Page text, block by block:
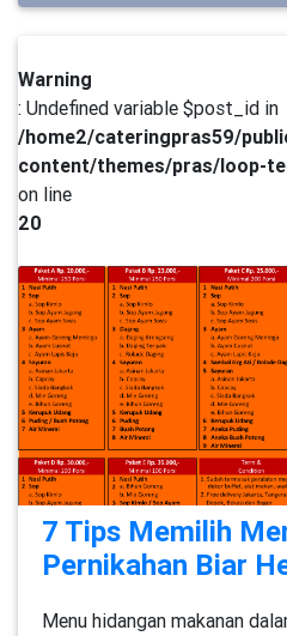
Warning
: Undefined variable $post_id in
/home2/cateringpras59/
content/themes/pras/loop-
on line
20
7 Tips Memilih
Pernikahan Biar
Menu hidangan makanan